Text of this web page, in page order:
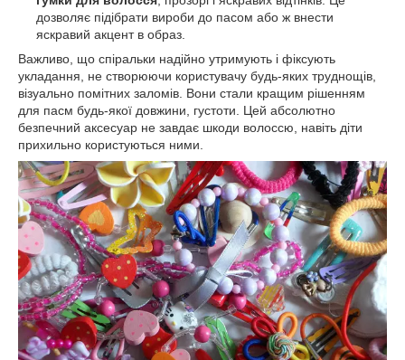
дозволяє підібрати вироби до пасом або ж внести
яскравий акцент в образ.
Важливо, що спіральки надійно утримують і фіксують
укладання, не створюючи користувачу будь-яких труднощів,
візуально помітних заломів. Вони стали кращим рішенням
для пасм будь-якої довжини, густоти. Цей абсолютно
безпечний аксесуар не завдає шкоди волоссю, навіть діти
прихильно користуються ними.